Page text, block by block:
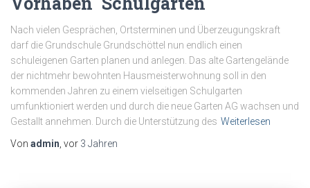
Nach vielen Gesprächen, Ortsterminen und Überzeugungskraft
darf die Grundschule Grundschöttel nun endlich einen
schuleigenen Garten planen und anlegen. Das alte Gartengelände
der nichtmehr bewohnten Hausmeisterwohnung soll in den
kommenden Jahren zu einem vielseitigen Schulgarten
umfunktioniert werden und durch die neue Garten AG wachsen und
Gestallt annehmen. Durch die Unterstützung des Weiterlesen
Von admin, vor 3 Jahren